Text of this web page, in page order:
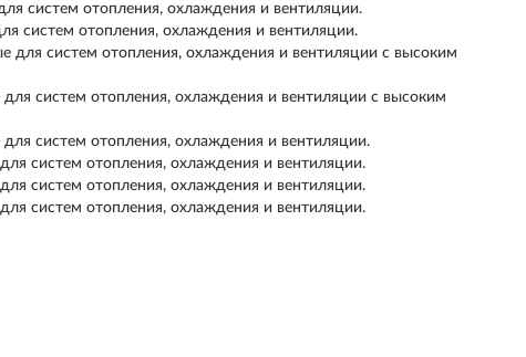
систем отопления, охлаждения и вентиляции.
систем отопления, охлаждения и вентиляции.
cистем отопления, охлаждения и вентиляции с высоким
систем отопления, охлаждения и вентиляции с высоким
систем отопления, охлаждения и вентиляции.
систем отопления, охлаждения и вентиляции.
систем отопления, охлаждения и вентиляции.
систем отопления, охлаждения и вентиляции.